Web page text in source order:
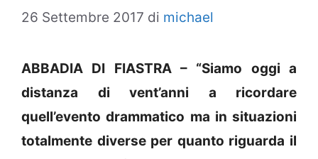
26 Settembre 2017 di michael
ABBADIA DI FIASTRA – “Siamo oggi a
distanza di vent’anni a ricordare
quell’evento drammatico ma in situazioni
totalmente diverse per quanto riguarda il